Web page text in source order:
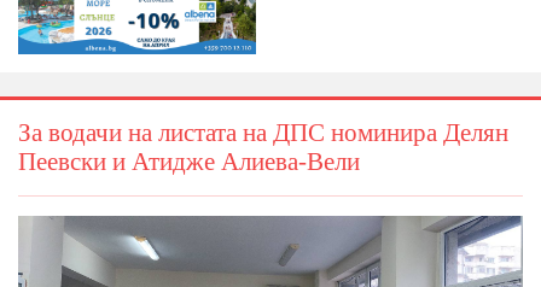
За водачи на листата на ДПС номинира Делян
Пеевски и Атидже Алиева-Вели